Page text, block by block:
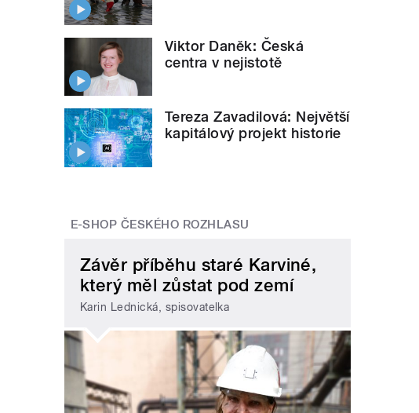
Viktor Daněk: Česká
centra v nejistotě
Tereza Zavadilová: Největší
kapitálový projekt historie
E-SHOP ČESKÉHO ROZHLASU
Závěr příběhu staré Karviné,
který měl zůstat pod zemí
Karin Lednická, spisovatelka